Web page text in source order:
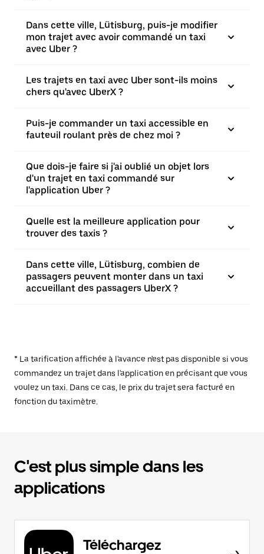
Dans cette ville, Lütisburg, puis-je modifier
mon trajet avec avoir commandé un taxi
avec Uber ?
Les trajets en taxi avec Uber sont-ils moins
chers qu'avec UberX ?
Puis-je commander un taxi accessible en
fauteuil roulant près de chez moi ?
Que dois-je faire si j'ai oublié un objet lors
d'un trajet en taxi commandé sur
l'application Uber ?
Quelle est la meilleure application pour
trouver des taxis ?
Dans cette ville, Lütisburg, combien de
passagers peuvent monter dans un taxi
accueillant des passagers UberX ?
* La tarification affichée à l'avance n'est pas disponible si vous
commandez un trajet dans l'application en précisant que vous
voulez un taxi. Dans ce cas, le prix du trajet sera facturé en
fonction du taximètre.
C'est plus simple dans les
applications
Téléchargez